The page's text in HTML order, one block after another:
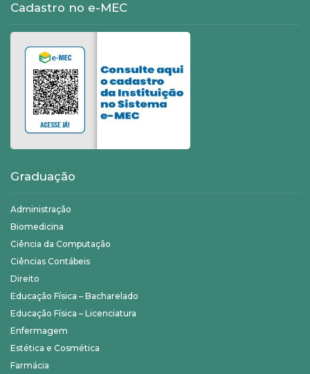
Cadastro no e-MEC
Graduação
Administração
Biomedicina
Ciência da Computação
Ciências Contábeis
Direito
Educação Física – Bacharelado
Educação Física – Licenciatura
Enfermagem
Estética e Cosmética
Farmácia